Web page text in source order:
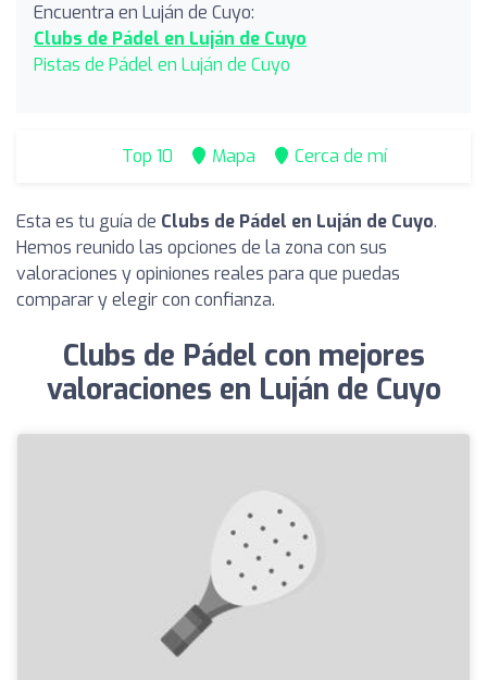
Encuentra en Luján de Cuyo:
Clubs de Pádel en Luján de Cuyo
Pistas de Pádel en Luján de Cuyo
Top 10 Mapa Cerca de mí
Esta es tu guía de Clubs de Pádel en Luján de Cuyo.
Hemos reunido las opciones de la zona con sus
valoraciones y opiniones reales para que puedas
comparar y elegir con confianza.
Clubs de Pádel con mejores
valoraciones en Luján de Cuyo